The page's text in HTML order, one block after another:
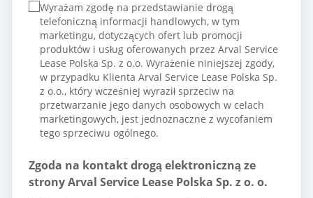
Wyrażam zgodę na przedstawianie drogą
telefoniczną informacji handlowych, w tym
marketingu, dotyczących ofert lub promocji
produktów i usług oferowanych przez Arval Service
Lease Polska Sp. z o.o. Wyrażenie niniejszej zgody,
w przypadku Klienta Arval Service Lease Polska Sp.
z o.o., który wcześniej wyraził sprzeciw na
przetwarzanie jego danych osobowych w celach
marketingowych, jest jednoznaczne z wycofaniem
tego sprzeciwu ogólnego.
Zgoda na kontakt drogą elektroniczną ze
strony Arval Service Lease Polska Sp. z o. o.